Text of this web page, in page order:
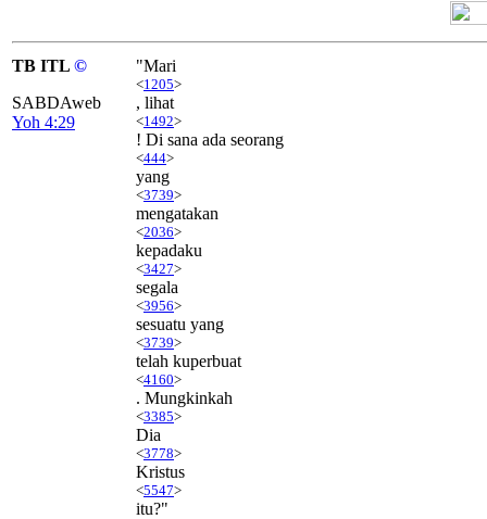
TB ITL ©
SABDAweb
Yoh 4:29
"Mari
<1205>
, lihat
<1492>
! Di sana ada seorang
<444>
yang
<3739>
mengatakan
<2036>
kepadaku
<3427>
segala
<3956>
sesuatu yang
<3739>
telah kuperbuat
<4160>
. Mungkinkah
<3385>
Dia
<3778>
Kristus
<5547>
itu?"